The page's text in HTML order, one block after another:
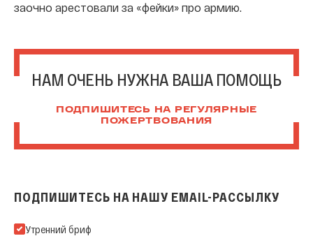
заочно арестовали за «фейки» про армию.
НАМ ОЧЕНЬ НУЖНА ВАША ПОМОЩЬ
ПОДПИШИТЕСЬ НА РЕГУЛЯРНЫЕ
ПОЖЕРТВОВАНИЯ
ПОДПИШИТЕСЬ НА НАШУ EMAIL-РАССЫЛКУ
Подпишитесь на нашу Email-рассылку
Утренний бриф